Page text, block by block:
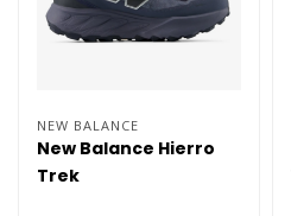
NEW BALANCE
New Balance Hierro
Trek